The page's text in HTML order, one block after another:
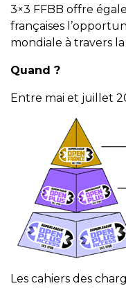
3×3 FFBB offre
françaises
mondiale à travers
Quand ?
Entre mai et juillet
Les cahiers des